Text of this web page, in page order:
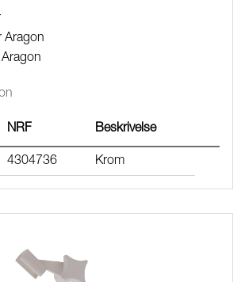
Aragon
Aragon
NRF Beskrivelse
4304736 Krom